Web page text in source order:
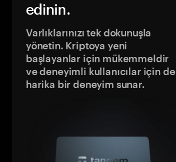
edinin.
Varlıklarınızı tek dokunuşla
yönetin. Kriptoya yeni
başlayanlar için mükemmeldir
ve deneyimli kullanıcılar için de
harika bir deneyim sunar.